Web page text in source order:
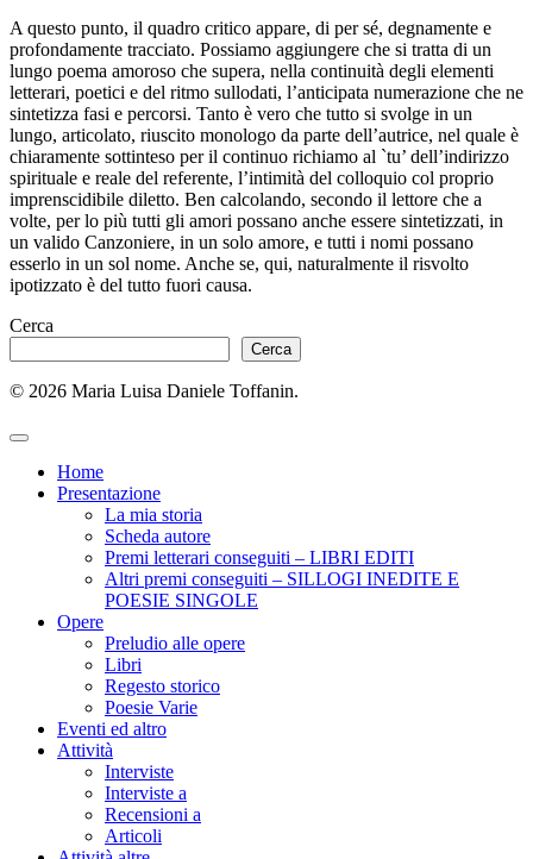
A questo punto, il quadro critico appare, di per sé, degnamente e
profondamente tracciato. Possiamo aggiungere che si tratta di un
lungo poema amoroso che supera, nella continuità degli elementi
letterari, poetici e del ritmo sullodati, l’anticipata numerazione che ne
sintetizza fasi e percorsi. Tanto è vero che tutto si svolge in un
lungo, articolato, riuscito monologo da parte dell’autrice, nel quale è
chiaramente sottinteso per il continuo richiamo al `tu’ dell’indirizzo
spirituale e reale del referente, l’intimità del colloquio col proprio
imprenscidibile diletto. Ben calcolando, secondo il lettore che a
volte, per lo più tutti gli amori possano anche essere sintetizzati, in
un valido Canzoniere, in un solo amore, e tutti i nomi possano
esserlo in un sol nome. Anche se, qui, naturalmente il risvolto
ipotizzato è del tutto fuori causa.
Cerca
Cerca
© 2026 Maria Luisa Daniele Toffanin.
Home
Presentazione
La mia storia
Scheda autore
Premi letterari conseguiti – LIBRI EDITI
Altri premi conseguiti – SILLOGI INEDITE E
POESIE SINGOLE
Opere
Preludio alle opere
Libri
Regesto storico
Poesie Varie
Eventi ed altro
Attività
Interviste
Interviste a
Recensioni a
Articoli